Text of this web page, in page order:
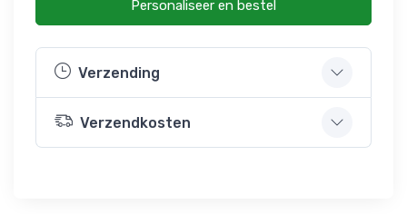
Personaliseer en bestel
Verzending
Verzendkosten